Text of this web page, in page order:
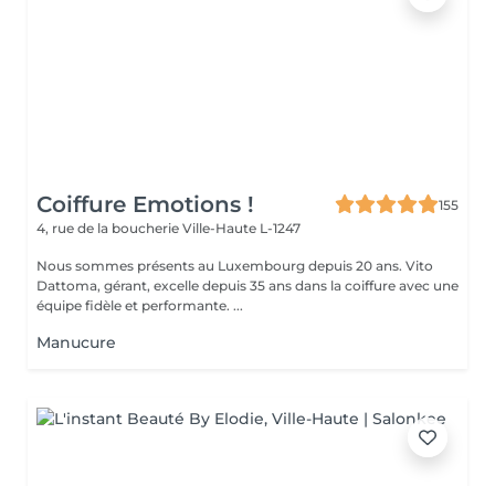
Coiffure Emotions !
155
4, rue de la boucherie Ville-Haute L-1247
Nous sommes présents au Luxembourg depuis 20 ans. Vito
Dattoma, gérant, excelle depuis 35 ans dans la coiffure avec une
équipe fidèle et performante. ...
Manucure